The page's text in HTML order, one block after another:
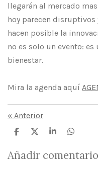
llegarán al mercado
hoy parecen disruptivos
hacen posible la
no es solo un evento:
bienestar.
Mira la agenda aquí
« Anterior
C
m
p
C
m
p
C
p
C
m
p
Añadir comentario